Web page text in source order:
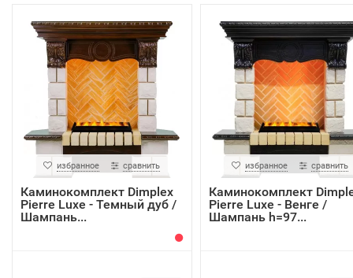
избранное сравнить
Каминокомплект Dimplex
Pierre Luxe - Темный дуб /
Шампань...
избранное сравнить
Каминокомплект
Pierre Luxe - Венге /
Шампань h=97...